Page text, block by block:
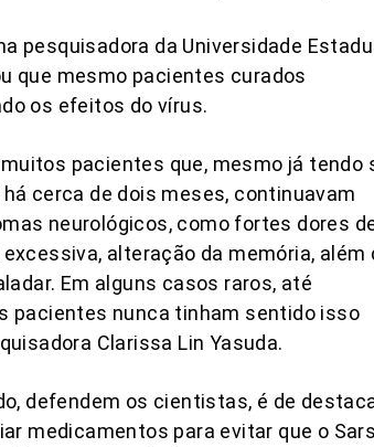
pesquisadora da Universidade
que mesmo pacientes curados
os efeitos do vírus.
pacientes que, mesmo já tendo
cerca de dois meses, continuavam
neurológicos, como fortes dores
alteração da memória, além
Em alguns casos raros, até
pacientes nunca tinham sentido isso
Clarissa Lin Yasuda.
defendem os cientistas, é de
medicamentos para evitar que o